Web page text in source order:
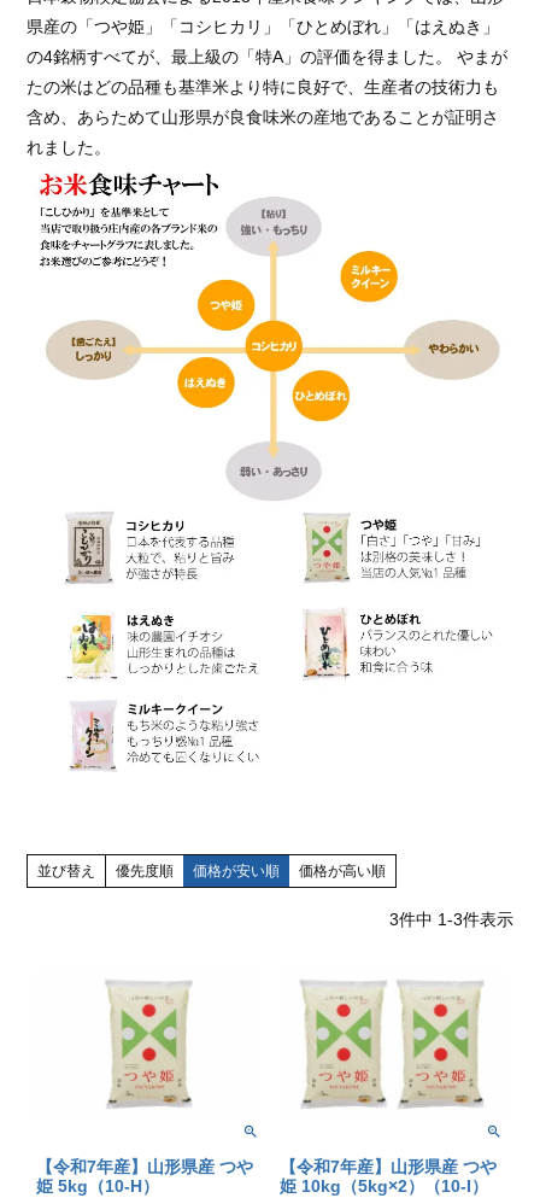
県産の「つや姫」「コシヒカリ」「ひとめぼれ」「はえぬき」
の4銘柄すべてが、最上級の「特A」の評価を得ました。 やまが
たの米はどの品種も基準米より特に良好で、生産者の技術力も
含め、あらためて山形県が良食味米の産地であることが証明さ
れました。
並び替え 優先度順 価格が安い順 価格が高い順
3件中 1-3件表示
【令和7年産】山形県産 つや
姫 5kg（10-H）
【令和7年産】山形県産 つや
姫 10kg（5kg×2）（10-I）